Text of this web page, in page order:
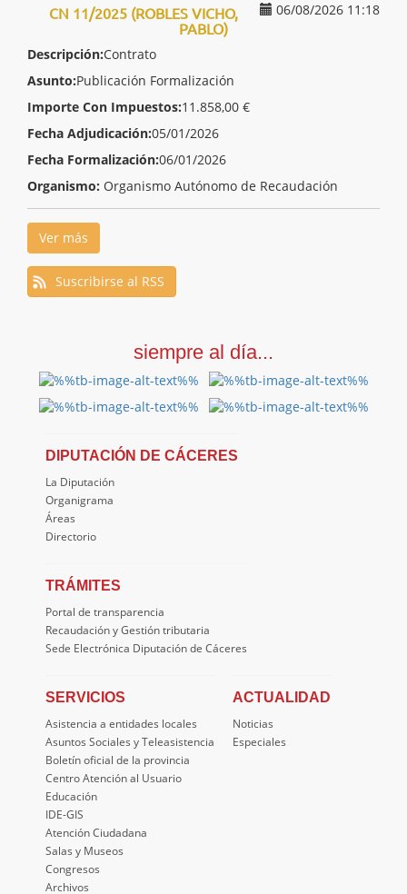
06/08/2026 11:18
CN 11/2025 (ROBLES VICHO,
PABLO)
Descripción:Contrato
Asunto:Publicación Formalización
Importe Con Impuestos:11.858,00 €
Fecha Adjudicación:05/01/2026
Fecha Formalización:06/01/2026
Organismo: Organismo Autónomo de Recaudación
Ver más
Suscribirse al RSS
siempre al día...
DIPUTACIÓN DE CÁCERES
La Diputación
Organigrama
Áreas
Directorio
TRÁMITES
Portal de transparencia
Recaudación y Gestión tributaria
Sede Electrónica Diputación de Cáceres
SERVICIOS
Asistencia a entidades locales
Asuntos Sociales y Teleasistencia
Boletín oficial de la provincia
Centro Atención al Usuario
Educación
IDE-GIS
Atención Ciudadana
Salas y Museos
Congresos
Archivos
ACTUALIDAD
Noticias
Especiales